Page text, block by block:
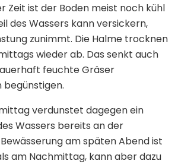
Zeit ist der Boden meist noch kühl
des Wassers kann versickern,
zunimmt. Die Halme trocknen
wieder ab. Das senkt auch
feuchte Gräser
begünstigen.
verdunstet dagegen ein
Wassers bereits an der
am späten Abend ist
am Nachmittag, kann aber dazu